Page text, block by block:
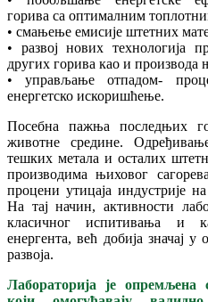
горива са оптималним
• смањење емисије штетних
• развој нових технологија
других горива као и производа
• управљање отпадом-
енергетско искоришћење.
Посебна пажња последњих
животне средине.
тешких метала и осталих
производима њиховог
процени утицаја индустрије
На тај начин, активности
класичног испитивања и
енергента, већ добија значај
развоја.
Лабораторија је опремљена